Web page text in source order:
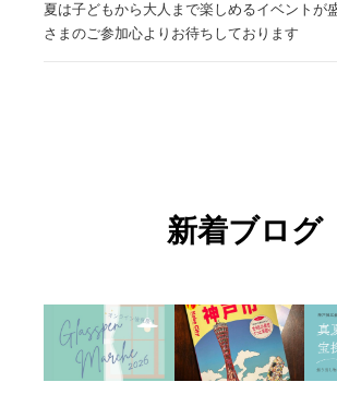
夏は子どもから大人まで楽しめるイベントが
さまのご参加心よりお待ちしております
新着ブログ